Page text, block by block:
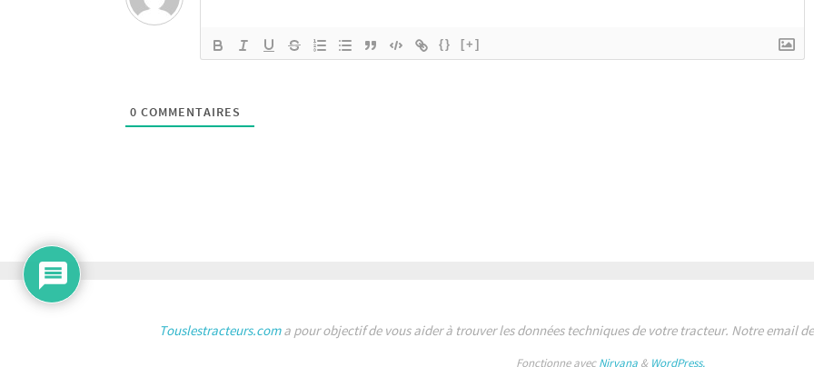
{} [+]
0 COMMENTAIRES
Touslestracteurs.coma pour objectif de vous aider à trouver les données techniques de votre tracteur. Notre email
Fonctionne avecNirvana & WordPress.